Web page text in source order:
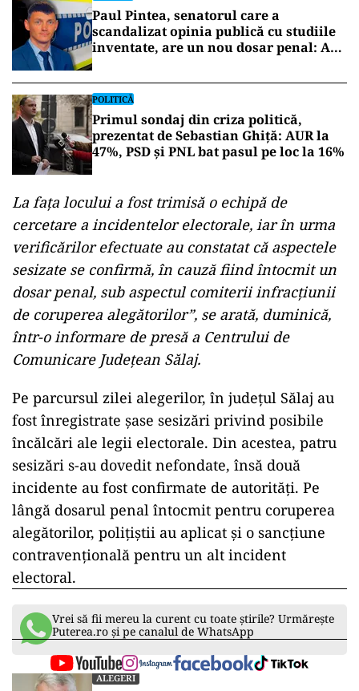
Paul Pintea, senatorul care a
scandalizat opinia publică cu studiile
inventate, are un nou dosar penal: A
conducere
POLITICĂ
Primul sondaj din criza politică,
prezentat de Sebastian Ghiță: AUR la
47%, PSD și PNL bat pasul pe loc la 16%
La faţa locului a fost trimisă o echipă de
cercetare a incidentelor electorale, iar în urma
verificărilor efectuate au constatat că aspectele
sesizate se confirmă, în cauză fiind întocmit un
dosar penal, sub aspectul comiterii infracţiunii
de coruperea alegătorilor”, se arată, duminică,
într-o informare de presă a Centrului de
Comunicare Judeţean Sălaj.
Pe parcursul zilei alegerilor, în județul Sălaj au
fost înregistrate șase sesizări privind posibile
încălcări ale legii electorale. Din acestea, patru
sesizări s-au dovedit nefondate, însă două
incidente au fost confirmate de autorități. Pe
lângă dosarul penal întocmit pentru coruperea
alegătorilor, polițiștii au aplicat și o sancțiune
contravențională pentru un alt incident
electoral.
Vrei să fii mereu la curent cu toate știrile? Urmărește
Puterea.ro și pe canalul de WhatsApp
ALEGERI